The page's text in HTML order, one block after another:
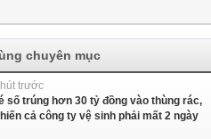
chuyên mục
trước
số trúng hơn 30 tỷ đồng vào thùng rác,
cả công ty vệ sinh phải mất 2 ngày